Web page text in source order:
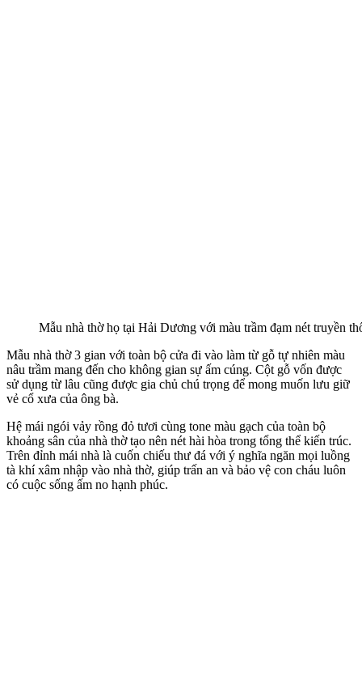
Mẫu nhà thờ họ tại Hải Dương với màu trầm đạm nét truyền
Mẫu nhà thờ 3 gian với toàn bộ cửa đi vào làm từ gỗ tự nhiên màu
nâu trầm mang đến cho không gian sự ấm cúng. Cột gỗ vốn được
sử dụng từ lâu cũng được gia chủ chú trọng để mong muốn lưu giữ
vẻ cổ xưa của ông bà.
Hệ mái ngói vảy rồng đỏ tươi cùng tone màu gạch của toàn bộ
khoảng sân của nhà thờ tạo nên nét hài hòa trong tổng thể kiến trúc.
Trên đỉnh mái nhà là cuốn chiếu thư đá với ý nghĩa ngăn mọi luồng
tà khí xâm nhập vào nhà thờ, giúp trấn an và bảo vệ con cháu luôn
có cuộc sống ấm no hạnh phúc.